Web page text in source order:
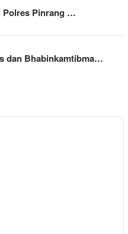
Polres Pinrang …
dan Bhabinkamtibma…